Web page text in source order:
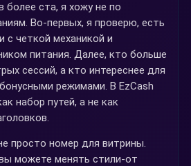
более ста, я хожу не по
Во-первых, я проверю, есть
с четкой механикой и
питания. Далее, кто больше
сессий, а кто интереснее для
режимами. В EzCash
набор путей, а не как
просто номер для витрины.
можете менять стили-от